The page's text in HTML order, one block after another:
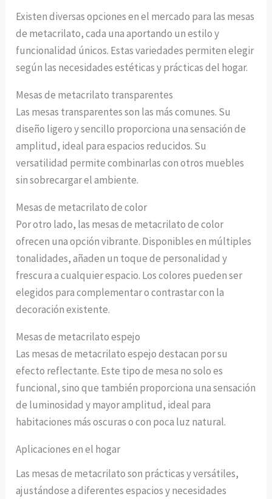
Existen diversas opciones en el mercado para las mesas
de metacrilato, cada una aportando un estilo y
funcionalidad únicos. Estas variedades permiten elegir
según las necesidades estéticas y prácticas del hogar.
Mesas de metacrilato transparentes
Las mesas transparentes son las más comunes. Su
diseño ligero y sencillo proporciona una sensación de
amplitud, ideal para espacios reducidos. Su
versatilidad permite combinarlas con otros muebles
sin sobrecargar el ambiente.
Mesas de metacrilato de color
Por otro lado, las mesas de metacrilato de color
ofrecen una opción vibrante. Disponibles en múltiples
tonalidades, añaden un toque de personalidad y
frescura a cualquier espacio. Los colores pueden ser
elegidos para complementar o contrastar con la
decoración existente.
Mesas de metacrilato espejo
Las mesas de metacrilato espejo destacan por su
efecto reflectante. Este tipo de mesa no solo es
funcional, sino que también proporciona una sensación
de luminosidad y mayor amplitud, ideal para
habitaciones más oscuras o con poca luz natural.
Aplicaciones en el hogar
Las mesas de metacrilato son prácticas y versátiles,
ajustándose a diferentes espacios y necesidades